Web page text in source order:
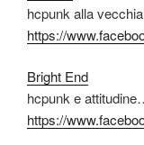
hcpunk alla
https://
Bright End
hcpunk e
https://